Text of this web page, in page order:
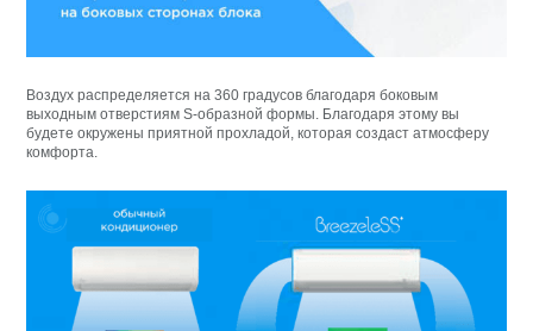
Воздух распределяется на 360 градусов благодаря боковым
выходным отверстиям S-образной формы. Благодаря этому вы
будете окружены приятной прохладой, которая создаст атмосферу
комфорта.